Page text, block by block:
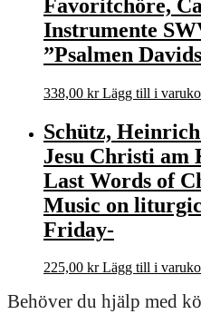
Favoritchöre,
Instrumente
”Psalmen
338,00 kr Lägg till i
Schütz,
Jesu Christi am
Last Words of
Music on
Friday-
225,00 kr Lägg till i
Behöver du hjälp med